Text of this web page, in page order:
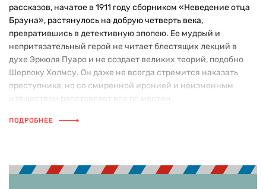
рассказов, начатое в 1911 году сборником «Неведение отца
Брауна», растянулось на добрую четверть века,
превратившись в детективную эпопею. Ее мудрый и
непритязательный герой не читает блестящих лекций в
духе Эркюля Пуаро и не создает великих теорий, подобно
Шерлоку Холмсу. Он даже не всегда стремится наказать
преступника, но со смиренной иронией и неизменным
изяществом расставляет все по местам.
ПОДРОБНЕЕ